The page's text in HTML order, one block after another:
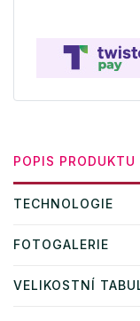
POPIS PRODUKTU
TECHNOLOGIE
FOTOGALERIE
VELIKOSTNÍ